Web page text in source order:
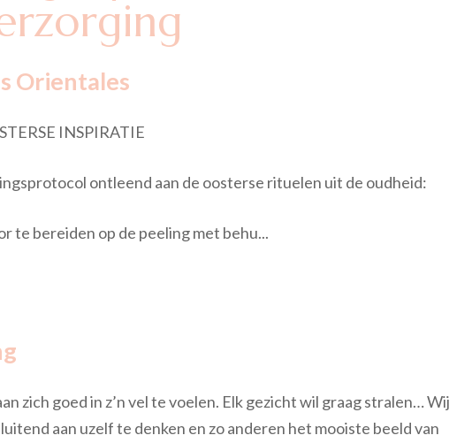
Orientales
INSPIRATIE
ontleend aan de oosterse rituelen uit de oudheid:
te bereiden op de peeling met behu...
zich goed in z’n vel te voelen. Elk gezicht wil graag stralen… Wij
aan uzelf te denken en zo anderen het mooiste beeld van